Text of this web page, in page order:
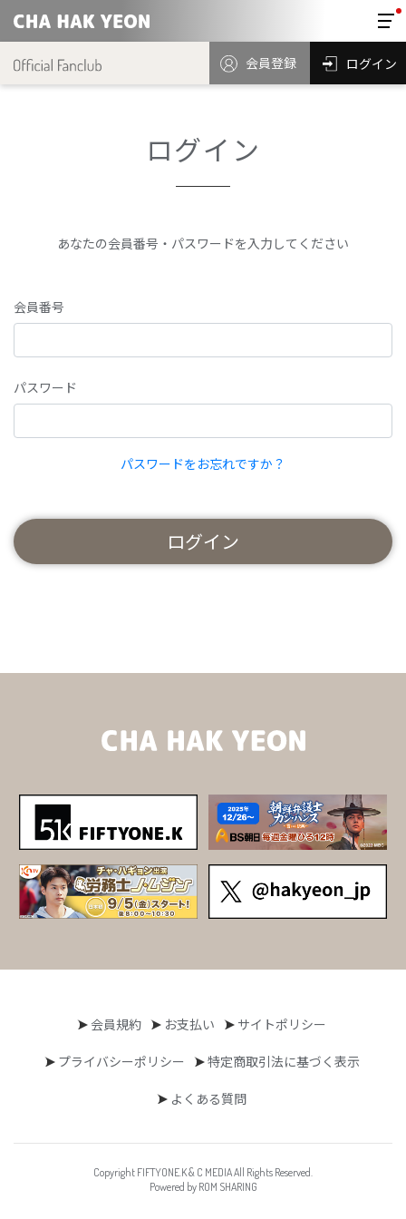
会員登録 ログイン
ログイン
あなたの会員番号・パスワードを入力してください
会員番号
パスワード
パスワードをお忘れですか？
ログイン
会員規約 お支払い サイトポリシー
プライバシーポリシー 特定商取引法に基づく表示
よくある質問
Copyright FIFTYONE.K & C MEDIA All Rights Reserved.
Powered by ROM SHARING